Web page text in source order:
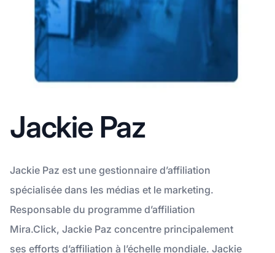
Jackie Paz
Jackie Paz est une gestionnaire d’affiliation
spécialisée dans les médias et le marketing.
Responsable du programme d’affiliation
Mira.Click, Jackie Paz concentre principalement
ses efforts d’affiliation à l’échelle mondiale. Jackie